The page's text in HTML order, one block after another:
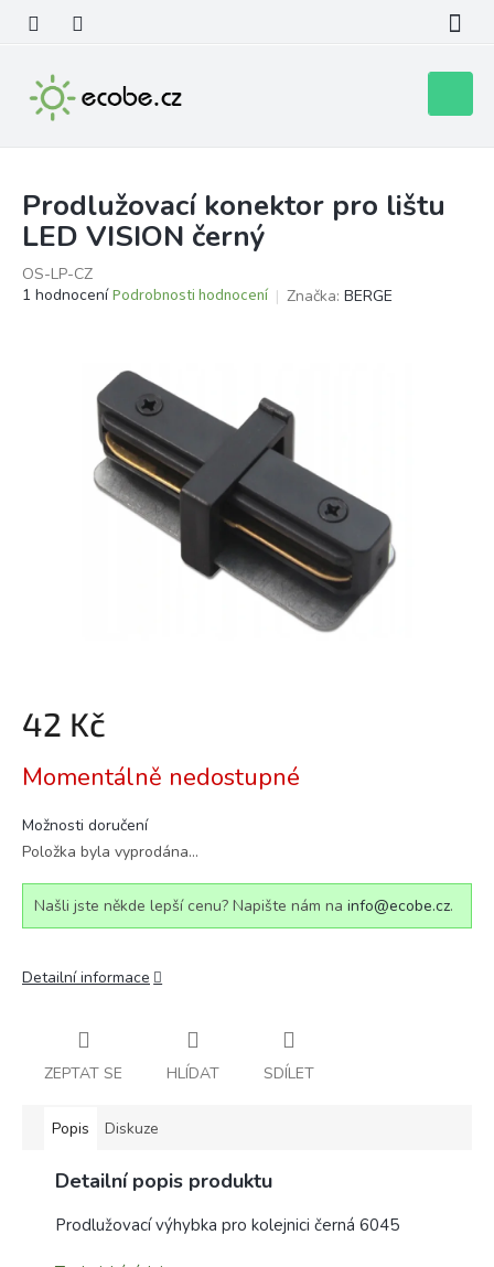
obsah
košík
Prodlužovací konektor pro lištu
LED VISION černý
OS-LP-CZ
Průměrné
1 hodnocení Podrobnosti hodnocení Značka: BERGE
42 Kč
cena:
Momentálně nedostupné
Možnosti doručení
Položka byla vyprodána…
Našli jste někde lepší cenu? Napište nám na info@ecobe.cz.
Detailní informace
ZEPTAT SE HLÍDAT SDÍLET
Popis Diskuze
Detailní popis produktu
Prodlužovací výhybka pro kolejnici černá 6045